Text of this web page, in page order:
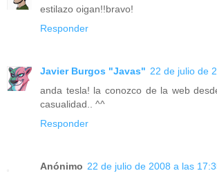
estilazo oigan!!bravo!
Responder
Javier Burgos "Javas" 22 de julio de
anda tesla! la conozco de la web
casualidad.. ^^
Responder
Anónimo 22 de julio de 2008 a las